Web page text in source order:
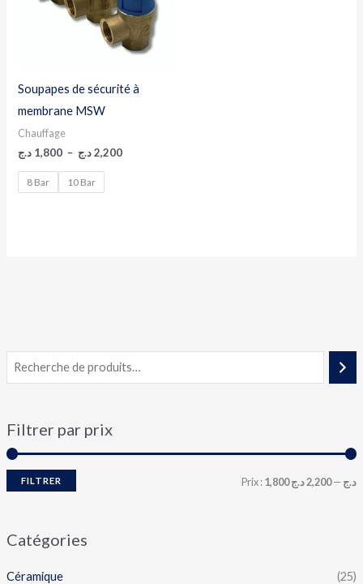
Filtrer par prix
FILTRER Prix : 1,800 د.ج—2,200 د.ج
Catégories
Céramique
(25)
Soupapes de sécurité à
membrane MSW
Chauffage
1,800 د.ج – 2,200 د.ج
8 Bar 10 Bar